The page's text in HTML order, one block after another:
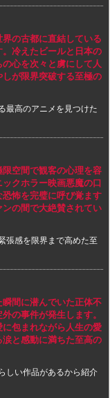
の古都に直結している
冷えたビールと日本の
心を次々と虜にして人
が限界突破する至極の
最高のアニメを見つけた
空間で観客の心理を容
クホラー映画悪魔の口
怖を完璧に呼び覚ます
の間で大絶賛されてい
張感を限界まで高めた至
間に潜んでいた正体不
の事件が発生します。
包まれながら人生の愛
と感動に満ちた至高の
しい作品があるから紹介